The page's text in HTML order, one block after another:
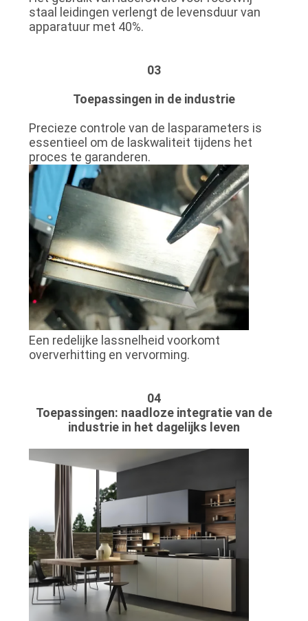
staal leidingen verlengt de levensduur van
apparatuur met 40%.
03
Toepassingen in de industrie
Precieze controle van de lasparameters is
essentieel om de laskwaliteit tijdens het
proces te garanderen.
Een redelijke lassnelheid voorkomt
oververhitting en vervorming.
04
Toepassingen: naadloze integratie van de
industrie in het dagelijks leven